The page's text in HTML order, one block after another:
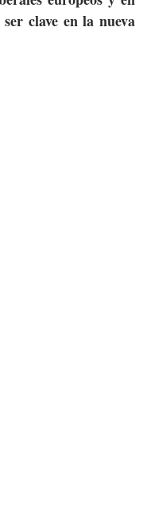
clave en la nueva